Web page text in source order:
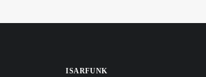
ISARFUNK